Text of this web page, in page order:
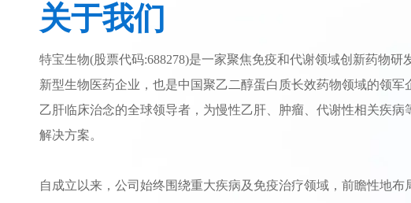
关于我们
特宝生物(股票代码:688278)是一家聚焦免疫和代谢领域创新药物研
新型生物医药企业，也是中国聚乙二醇蛋白质长效药物领域的领军
乙肝临床治念的全球领导者，为慢性乙肝、肿瘤、代谢性相关疾病
解决方案。
自成立以来，公司始终围绕重大疾病及免疫治疗领域，前瞻性地布